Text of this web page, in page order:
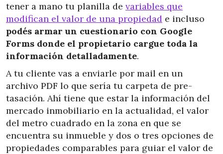
tener a mano tu planilla de variables que
modifican el valor de una propiedad e incluso
podés armar un cuestionario con Google
Forms donde el propietario cargue toda la
información detalladamente.
A tu cliente vas a enviarle por mail en un
archivo PDF lo que sería tu carpeta de pre-
tasación. Ahí tiene que estar la información del
mercado inmobiliario en la actualidad, el valor
del metro cuadrado en la zona en que se
encuentra su inmueble y dos o tres opciones de
propiedades comparables para guiar el valor de